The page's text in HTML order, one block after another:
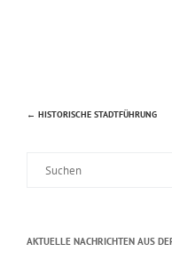
Beitragsnavigation
← HISTORISCHE STADTFÜHRUNG
AKTUELLE NACHRICHTEN AUS